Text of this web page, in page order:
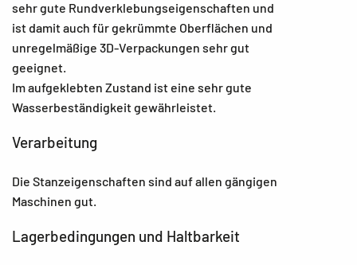
sehr gute Rundverklebungseigenschaften und
ist damit auch für gekrümmte Oberflächen und
unregelmäßige 3D-Verpackungen sehr gut
geeignet.
Im aufgeklebten Zustand ist eine sehr gute
Wasserbeständigkeit gewährleistet.
Verarbeitung
Die Stanzeigenschaften sind auf allen gängigen
Maschinen gut.
Lagerbedingungen und Haltbarkeit